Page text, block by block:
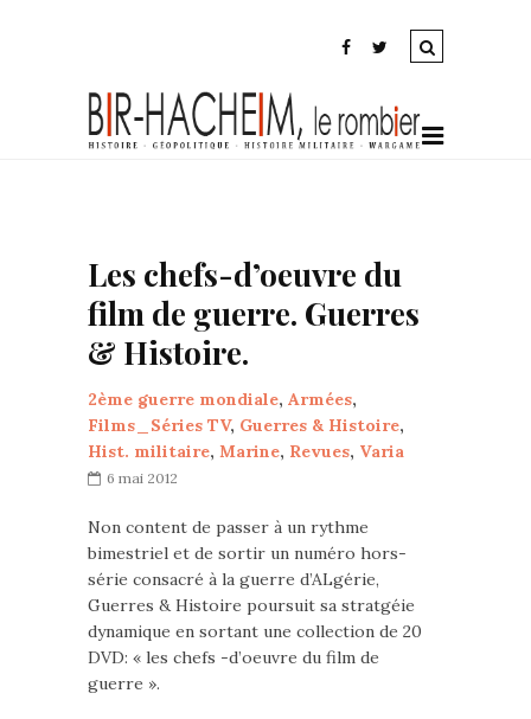
Les chefs-d’oeuvre du
film de guerre. Guerres
& Histoire.
2ème guerre mondiale, Armées,
Films_Séries TV, Guerres & Histoire,
Hist. militaire, Marine, Revues, Varia
6 mai 2012
Non content de passer à un rythme
bimestriel et de sortir un numéro hors-
série consacré à la guerre d’ALgérie,
Guerres & Histoire poursuit sa stratgéie
dynamique en sortant une collection de 20
DVD: « les chefs -d’oeuvre du film de
guerre ».